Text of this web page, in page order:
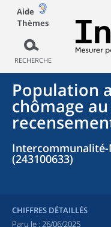
Aide
Thèmes
RECHERCHE
Population
chômage
(243100633)
CHIFFRES DÉTAILLÉS
Paru le : 26/06/2025